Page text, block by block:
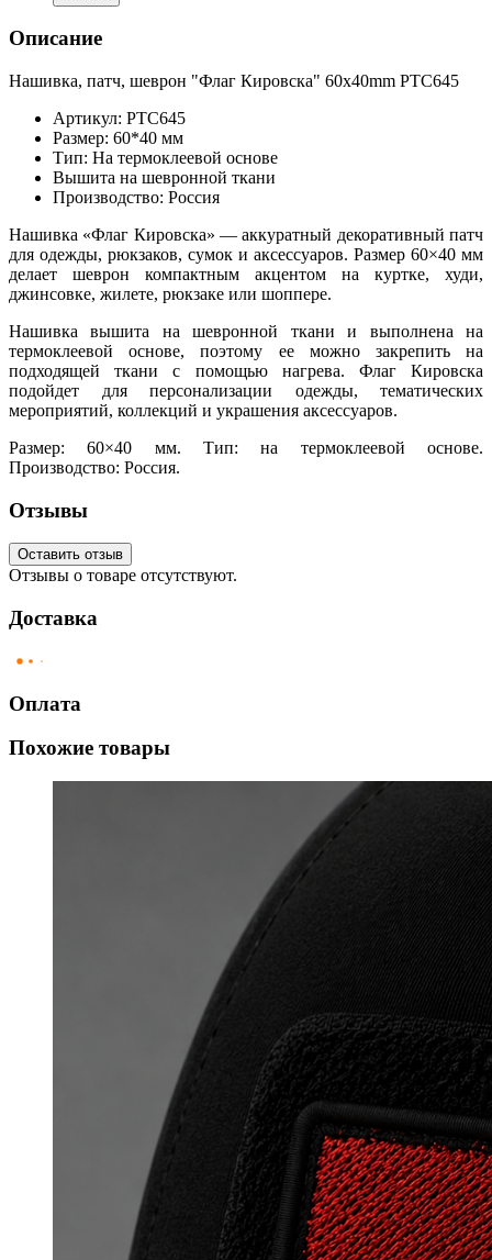
Описание
Нашивка, патч, шеврон "Флаг Кировска" 60x40mm PTC645
Артикул: PTC645
Размер: 60*40 мм
Тип: На термоклеевой основе
Вышита на шевронной ткани
Производство: Россия
Нашивка «Флаг Кировска» — аккуратный декоративный патч
для одежды, рюкзаков, сумок и аксессуаров. Размер 60×40 мм
делает шеврон компактным акцентом на куртке, худи,
джинсовке, жилете, рюкзаке или шоппере.
Нашивка вышита на шевронной ткани и выполнена на
термоклеевой основе, поэтому ее можно закрепить на
подходящей ткани с помощью нагрева. Флаг Кировска
подойдет для персонализации одежды, тематических
мероприятий, коллекций и украшения аксессуаров.
Размер: 60×40 мм. Тип: на термоклеевой основе.
Производство: Россия.
Отзывы
Оставить отзыв
Отзывы о товаре отсутствуют.
Доставка
Оплата
Похожие товары